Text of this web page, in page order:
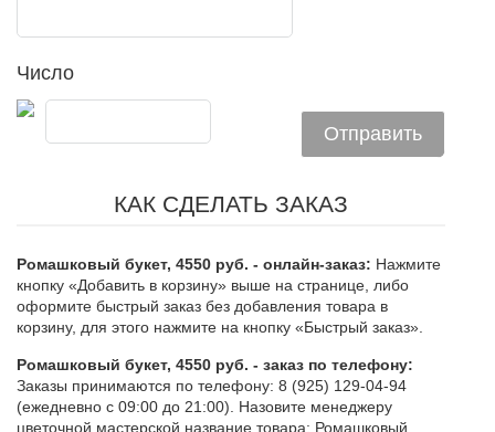
Число
КАК СДЕЛАТЬ ЗАКАЗ
Ромашковый букет, 4550 руб. - онлайн-заказ: Нажмите
кнопку «Добавить в корзину» выше на странице, либо
оформите быстрый заказ без добавления товара в
корзину, для этого нажмите на кнопку «Быстрый заказ».
Ромашковый букет, 4550 руб. - заказ по телефону:
Заказы принимаются по телефону: 8 (925) 129-04-94
(ежедневно с 09:00 до 21:00). Назовите менеджеру
цветочной мастерской название товара: Ромашковый